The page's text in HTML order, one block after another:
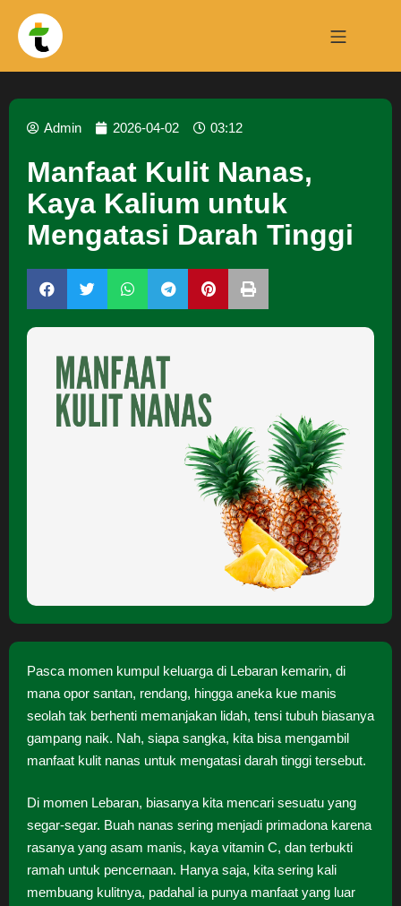
Admin 2026-04-02 03:12
Manfaat Kulit Nanas,
Kaya Kalium untuk
Mengatasi Darah Tinggi
Pasca momen kumpul keluarga di Lebaran kemarin, di
mana opor santan, rendang, hingga aneka kue manis
seolah tak berhenti memanjakan lidah, tensi tubuh biasanya
gampang naik. Nah, siapa sangka, kita bisa mengambil
manfaat kulit nanas untuk mengatasi darah tinggi tersebut.
Di momen Lebaran, biasanya kita mencari sesuatu yang
segar-segar. Buah nanas sering menjadi primadona karena
rasanya yang asam manis, kaya vitamin C, dan terbukti
ramah untuk pencernaan. Hanya saja, kita sering kali
membuang kulitnya, padahal ia punya manfaat yang luar